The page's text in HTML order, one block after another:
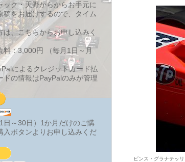
ビンス・グラナテッ
ック・天野からからお手元に
稿をお届けするので、タイム
は、こちらからお申し込みく
料：3,000円 （毎月1日～月
によるクレジットカード払
ドの情報はPayPalのみが管理
日～30日）1か月だけのご購
入ボタンよりお申し込みくだ